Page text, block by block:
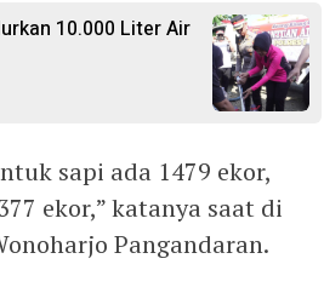
10.000 Liter Air
sapi ada 1479 ekor,
ekor,” katanya saat di
Pangandaran.